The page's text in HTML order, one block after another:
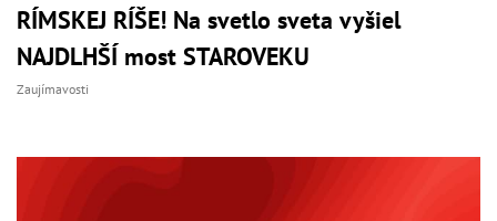
RÍMSKEJ RÍŠE! Na svetlo sveta vyšiel
NAJDLHŠÍ most STAROVEKU
Zaujímavosti